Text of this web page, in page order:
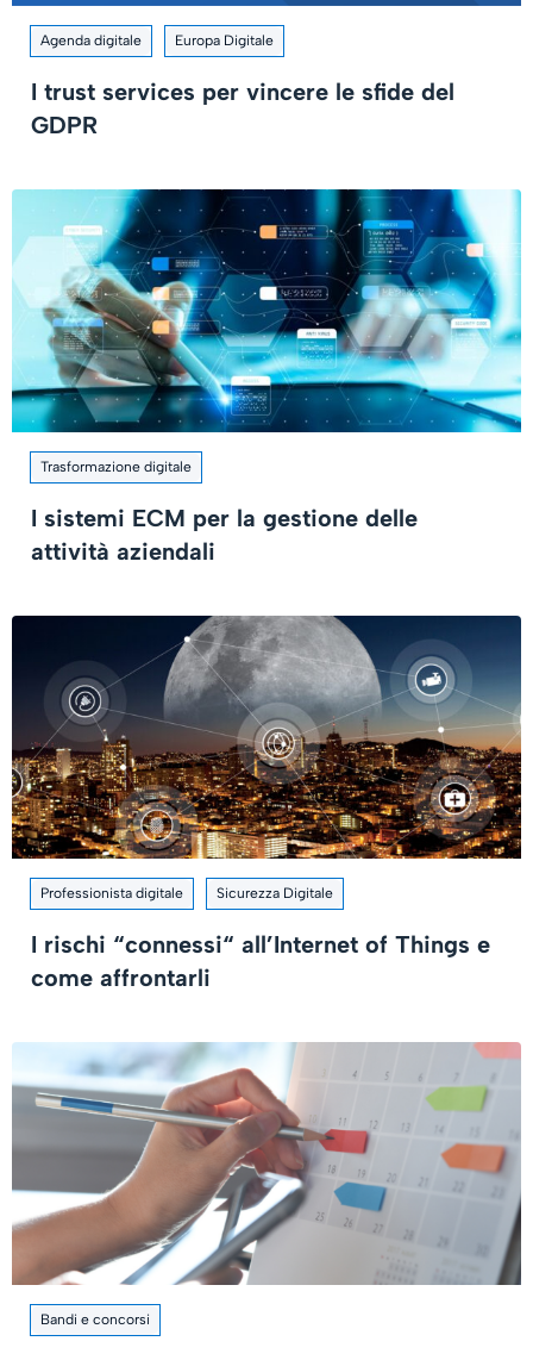
Agenda digitale Europa Digitale
I trust services per vincere le sfide del
GDPR
Trasformazione digitale
I sistemi ECM per la gestione delle
attività aziendali
Professionista digitale Sicurezza Digitale
I rischi “connessi“ all’Internet of Things e
come affrontarli
Bandi e concorsi